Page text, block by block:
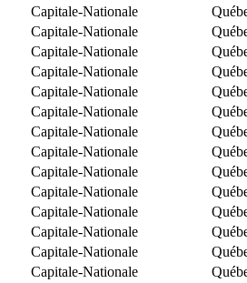
Capitale-Nationale
Capitale-Nationale
Capitale-Nationale
Capitale-Nationale
Capitale-Nationale
Capitale-Nationale
Capitale-Nationale
Capitale-Nationale
Capitale-Nationale
Capitale-Nationale
Capitale-Nationale
Capitale-Nationale
Capitale-Nationale
Capitale-Nationale